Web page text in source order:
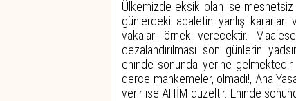
Ülkemizde eksik olan ise mesnetsiz
günlerdeki adaletin yanlış
vakaları örnek verecektir.
cezalandırılması son günlerin
eninde sonunda yerine
derce mahkemeler, olmadı!, Ana
verir ise AHİM düzeltir. Eninde